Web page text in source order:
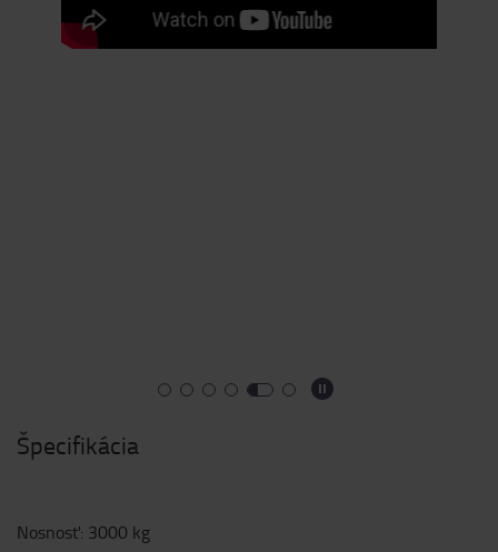
Špecifikácia
Nosnosť: 3000 kg